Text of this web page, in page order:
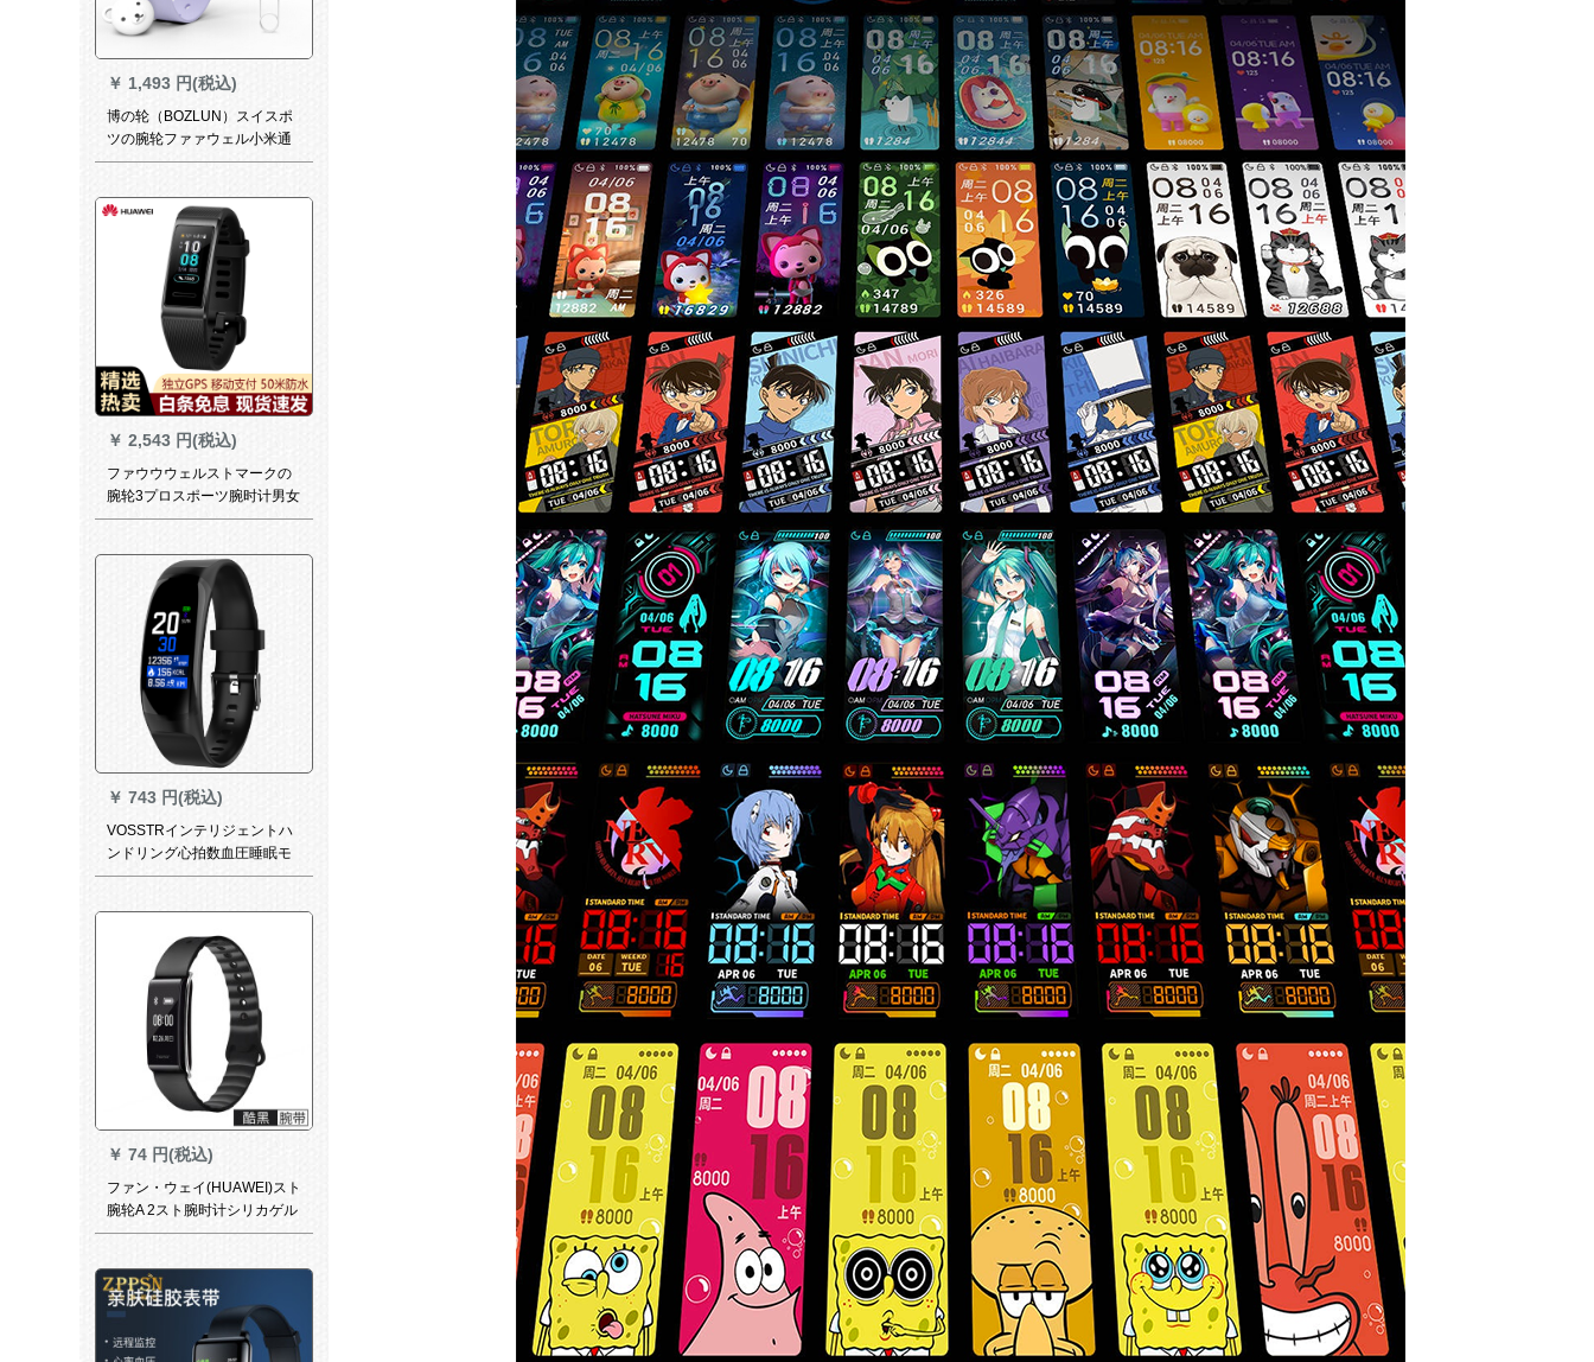
￥ 1,493 円(税込)
博の轮（BOZLUN）スイスポ
ツの腕轮ファァウェル小米通
用の腕轮の男女の腕时计は心
防水のカープを表します。
￥ 2,543 円(税込)
ファウウウェルストマークの
腕轮3プロスポーツ腕时计男女
50 m防水心拍监视メテルNFC
￥ 743 円(税込)
VOSSTRインテリジェントハ
ンドリング心拍数血圧睡眠モ
ニタリングマイレージ監視マ
￥ 74 円(税込)
ファン・ウェイ(HUAWEI)スト
腕轮A 2スト腕时计シリカゲル
多彩腕时计バーンドルメタル
2男女栄光A 2カーストモディ
を适用します。